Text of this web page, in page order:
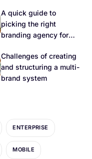
A quick guide to
picking the right
branding agency for
Challenges of creating
and structuring a multi-
brand system
ENTERPRISE
MOBILE